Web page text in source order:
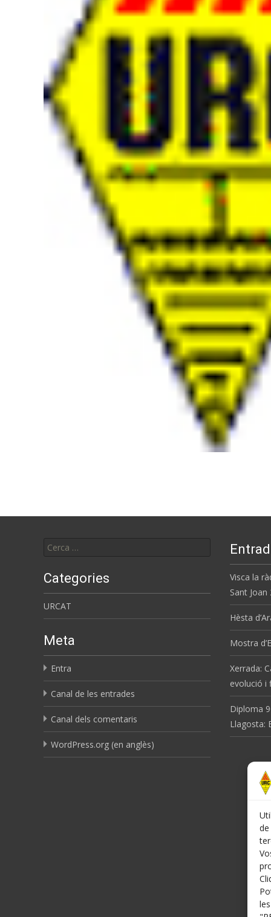
de
Visca la
Sant Joan
Hèsta
Mostra
Xerrada:
evolució i
Diploma
Llagosta:
Categories
URCAT
Meta
Entra
Canal de les entrades
Canal dels comentaris
WordPress.org (en anglès)